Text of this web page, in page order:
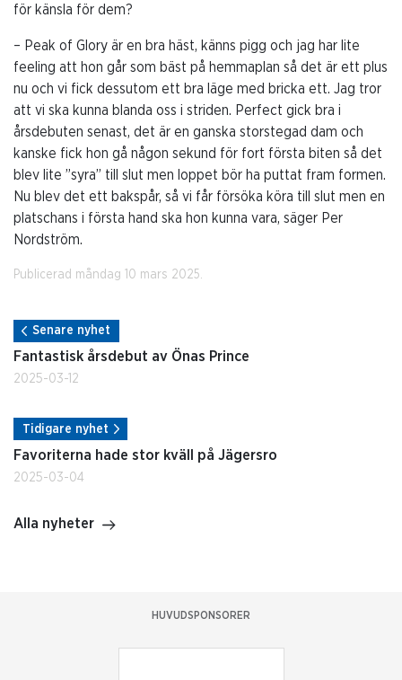
för känsla för dem?
– Peak of Glory är en bra häst, känns pigg och jag har lite
feeling att hon går som bäst på hemmaplan så det är ett plus
nu och vi fick dessutom ett bra läge med bricka ett. Jag tror
att vi ska kunna blanda oss i striden. Perfect gick bra i
årsdebuten senast, det är en ganska storstegad dam och
kanske fick hon gå någon sekund för fort första biten så det
blev lite ”syra” till slut men loppet bör ha puttat fram formen.
Nu blev det ett bakspår, så vi får försöka köra till slut men en
platschans i första hand ska hon kunna vara, säger Per
Nordström.
Publicerad måndag 10 mars 2025.
Senare nyhet
Fantastisk årsdebut av Önas Prince
2025-03-12
Tidigare nyhet
Favoriterna hade stor kväll på Jägersro
2025-03-04
Alla nyheter
HUVUDSPONSORER